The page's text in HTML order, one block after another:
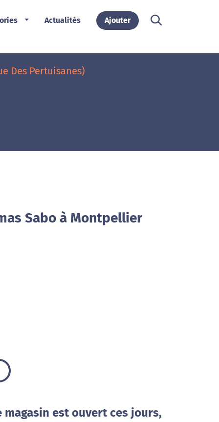
Actualités Ajouter
Des Pertuisanes)
Sabo à Montpellier
est ouvert ces jours,